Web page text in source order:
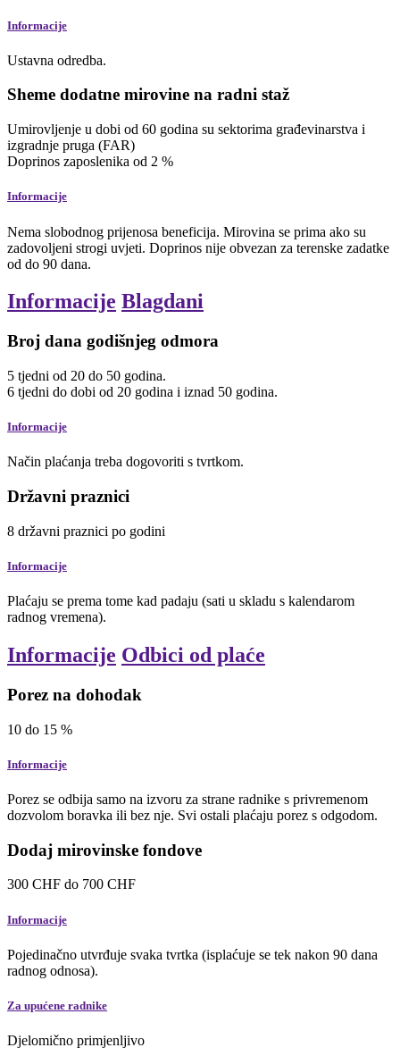
Informacije
Ustavna odredba.
Sheme dodatne mirovine na radni staž
Umirovljenje u dobi od 60 godina su sektorima građevinarstva i
izgradnje pruga (FAR)
Doprinos zaposlenika od 2 %
Informacije
Nema slobodnog prijenosa beneficija. Mirovina se prima ako su
zadovoljeni strogi uvjeti. Doprinos nije obvezan za terenske zadatke
od do 90 dana.
Informacije Blagdani
Broj dana godišnjeg odmora
5 tjedni od 20 do 50 godina.
6 tjedni do dobi od 20 godina i iznad 50 godina.
Informacije
Način plaćanja treba dogovoriti s tvrtkom.
Državni praznici
8 državni praznici po godini
Informacije
Plaćaju se prema tome kad padaju (sati u skladu s kalendarom
radnog vremena).
Informacije Odbici od plaće
Porez na dohodak
10 do 15 %
Informacije
Porez se odbija samo na izvoru za strane radnike s privremenom
dozvolom boravka ili bez nje. Svi ostali plaćaju porez s odgodom.
Dodaj mirovinske fondove
300 CHF do 700 CHF
Informacije
Pojedinačno utvrđuje svaka tvrtka (isplaćuje se tek nakon 90 dana
radnog odnosa).
Za upućene radnike
Djelomično primjenljivo